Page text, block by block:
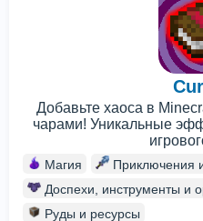
Добавьте хаоса в
чарами! Уникальные
Магия
Приключения
Доспехи, инструменты и
Руды и ресурсы